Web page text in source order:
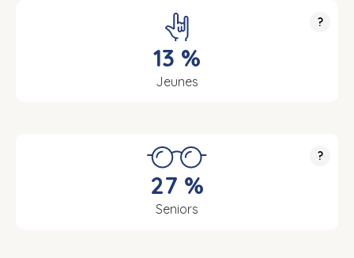
?
13 %
Jeunes
?
27 %
Seniors